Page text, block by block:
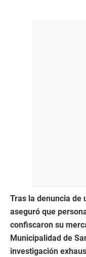
Tras la denuncia de
aseguró que
confiscaron su
Municipalidad de
investigación